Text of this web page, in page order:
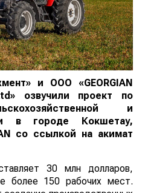
и ООО «GEORGIAN
озвучили проект по
и
в городе Кокшетау,
со ссылкой на акимат
30 млн долларов,
более 150 рабочих мест.